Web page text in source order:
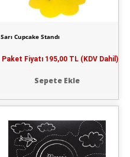
Sarı Cupcake Standı
Paket Fiyatı 195,00 TL (KDV Dahil)
Sepete Ekle